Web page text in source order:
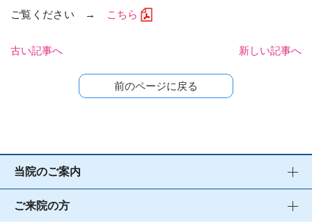
ご覧ください → こちら
古い記事へ 新しい記事へ
前のページに戻る
当院のご案内
ご来院の方